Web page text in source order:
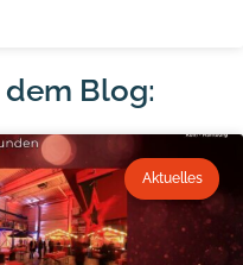
Blog:
Aktuelles